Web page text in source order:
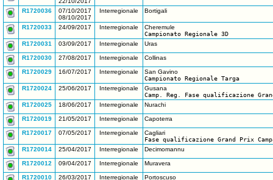
R1720036
07/10/2017
08/10/2017
Interregionale Bortigali
R1720033 24/09/2017 Interregionale
Cheremule
Campionato Regionale 3D
R1720031
03/09/2017 Interregionale Uras
R1720030 27/08/2017 Interregionale Collinas
R1720029 16/07/2017 Interregionale
San Gavino
Campionato Regionale Targa
R1720024
25/06/2017 Interregionale
Gusana
Camp. Reg. Fase qualificazione
R1720025
18/06/2017 Interregionale Nurachi
R1720019 21/05/2017 Interregionale Capoterra
R1720017 07/05/2017 Interregionale
Cagliari
Fase qualificazione Grand Prix
R1720014
25/04/2017 Interregionale Decimomannu
R1720012 09/04/2017 Interregionale Muravera
R1720010 26/03/2017 Interregionale
Portoscuso